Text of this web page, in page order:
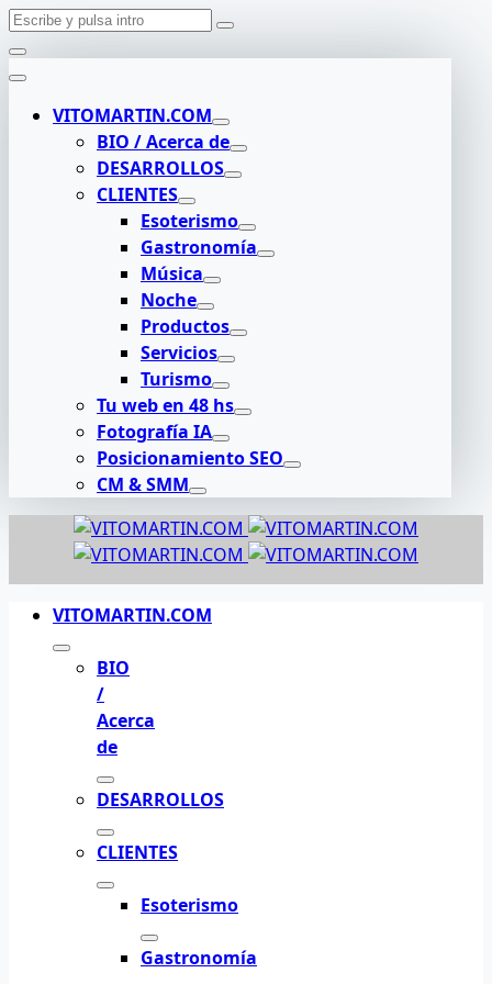
Saltar
al
contenido
Buscar:
VITOMARTIN.COM
BIO / Acerca de
DESARROLLOS
CLIENTES
Esoterismo
Gastronomía
Música
Noche
Productos
Servicios
Turismo
Tu web en 48 hs
Fotografía IA
Posicionamiento SEO
CM & SMM
VITOMARTIN.COM
BIO
/
Acerca
de
DESARROLLOS
CLIENTES
Esoterismo
Gastronomía